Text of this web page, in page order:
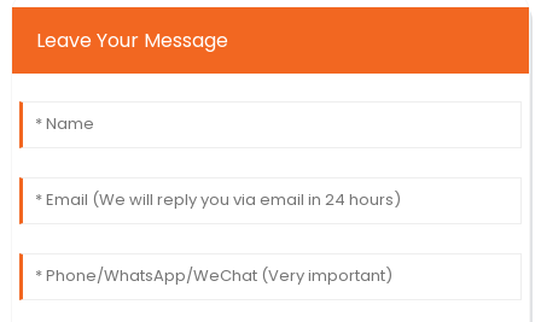
Leave Your Message